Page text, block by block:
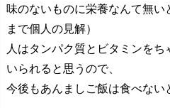
味のないものに栄養なんて無
まで個人の見解）
人はタンパク質とビタミンを
いられると思うので、
今後もあんましご飯は食べない